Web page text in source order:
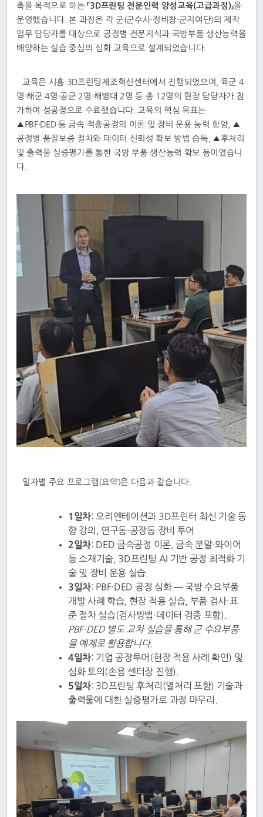
축을 목적으로 하는「3D프린팅 전문인력 양성교육(고급과정)」을
운영했습니다. 본 과정은 각 군(군수사·정비창·군지여단)의 제작
업무 담당자를 대상으로 공정별 전문지식과 국방부품 생산능력을
배양하는 실습 중심의 심화 교육으로 설계되었습니다.
교육은 시흥 3D프린팅제조혁신센터에서 진행되었으며, 육군 4
명·해군 4명·공군 2명·해병대 2명 등 총 12명의 현장 담당자가 참
가하여 성공정으로 수료했습니다. 교육의 핵심 목표는
▲PBF·DED 등 금속 적층공정의 이론 및 장비 운용 능력 함양, ▲
공정별 품질보증 절차와 데이터 신뢰성 확보 방법 습득, ▲후처리
및 출력물 실증평가를 통한 국방 부품 생산능력 확보 등이였습니
다.
장비관리과 김진규 과장이 교육생을 독려하고 있다
일자별 주요 프로그램(요약)은 다음과 같습니다.
1일차: 오리엔테이션과 3D프린터 최신 기술 동
향 강의, 연구동·공장동 장비 투어
2일차: DED 금속공정 이론, 금속 분말·와이어
등 소재기술, 3D프린팅 AI 기반 공정 최적화 기
술 및 장비 운용 실습.
3일차: PBF·DED 공정 심화 — 국방 수요부품
개발 사례 학습, 현장 적용 실습, 부품 검사·표
준 절차 실습(검사방법·데이터 검증 포함).
PBF·DED 별도 교차 실습을 통해 군 수요부품
을 예제로 활용합니다.
4일차: 기업 공장투어(현장 적용 사례 확인) 및
심화 토의(손용 센터장 진행).
5일차: 3D프린팅 후처리(열처리 포함) 기술과
출력물에 대한 실증평가로 과정 마무리.